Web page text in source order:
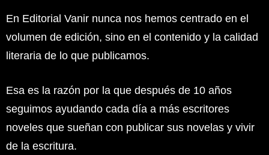
En Editorial Vanir nunca nos hemos centrado en el
volumen de edición, sino en el contenido y la calidad
literaria de lo que publicamos.
Esa es la razón por la que después de 10 años
seguimos ayudando cada día a más escritores
noveles que sueñan con publicar sus novelas y vivir
de la escritura.